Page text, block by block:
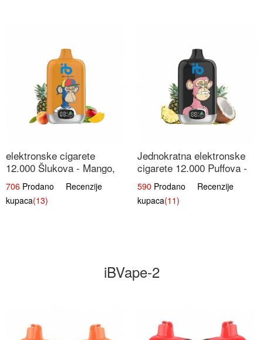
elektronske cigarete
12.000 Šlukova - Mango,
Ananas, Breskva | Tropska
Voćna Mješavina
706 Prodano Recenzije
kupaca(13)
Jednokratna elektronske
cigarete 12.000 Puffova -
Ananas i Kokos Sladoled |
Tropski Desert
590 Prodano Recenzije
kupaca(11)
iBVape-2